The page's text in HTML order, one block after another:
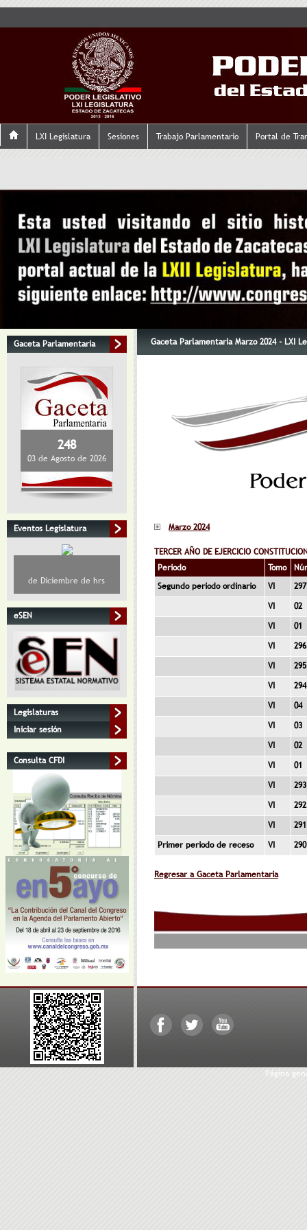
LXI Legislatura Sesiones Trabajo Parlamentario Portal de
Gaceta Parlamentaria
248
03 de Agosto de 2026
Eventos Legislatura
de Diciembre de hrs
eSEN
Legislaturas
Iniciar sesión
Consulta CFDI
Gaceta Parlamentaria Marzo 2024 - LXI
Marzo 2024
TERCER AÑO DE EJERCICIO
Periodo
Tomo
Segundo periodo ordinario
VI
297
VI
02
VI
01
VI
296
VI
295
VI
294
VI
04
VI
03
VI
02
VI
01
VI
293
VI
292
VI
291
Primer periodo de receso
VI 290
Regresar a Gaceta Parlamentaria
Página